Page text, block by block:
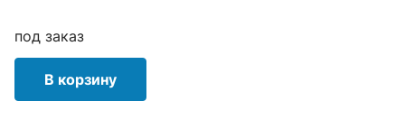
под заказ
В корзину